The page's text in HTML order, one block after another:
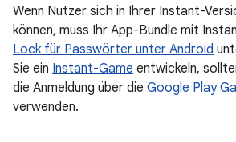
Wenn Nutzer sich in Ihrer Instant-
können, muss Ihr App-Bundle mit
Lock für Passwörter unter Android
Sie ein Instant-Game entwickeln,
die Anmeldung über die Google Play
verwenden.